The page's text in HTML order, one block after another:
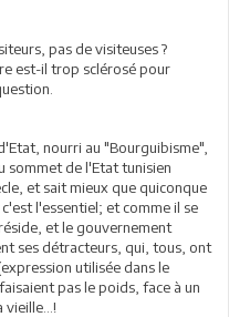
pas de visiteuses ?
est-il trop sclérosé pour
nourri au "Bourguibisme",
sommet de l'Etat tunisien
et sait mieux que quiconque
l'essentiel; et comme il se
et le gouvernement
ses détracteurs, qui, tous, ont
utilisée dans le
pas le poids, face à un
vieille...!